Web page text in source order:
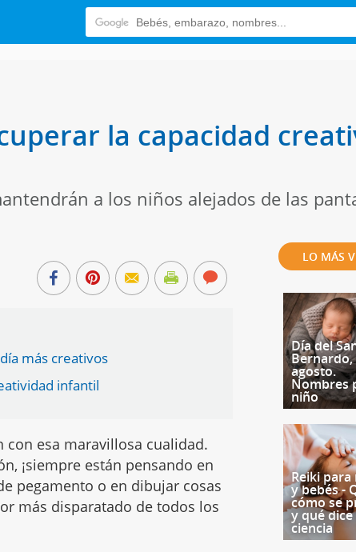
la capacidad
a los niños alejados de las
más creativos
infantil
con esa maravillosa cualidad.
¡siempre están pensando en
pegamento o en dibujar cosas
más disparatado de todos los
LO MÁS
Día del
Bernardo,
agosto.
Nombres
niño
Reiki para
y bebés -
cómo se
y qué dice
ciencia